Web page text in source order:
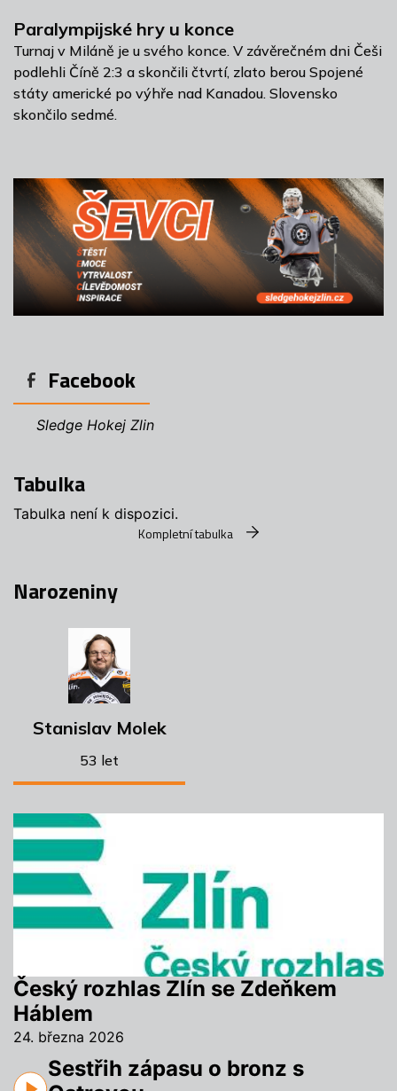
Paralympijské hry u konce
Turnaj v Miláně je u svého konce. V závěrečném dni Češi
podlehli Číně 2:3 a skončili čtvrtí, zlato berou Spojené
státy americké po výhře nad Kanadou. Slovensko
skončilo sedmé.
Facebook
Sledge Hokej Zlin
Tabulka
Tabulka není k dispozici.
Kompletní tabulka
Narozeniny
Stanislav Molek
53 let
Český rozhlas Zlín se Zdeňkem
Háblem
24. března 2026
Sestřih zápasu o bronz s